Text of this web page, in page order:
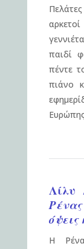
παιδί
πέντε
πιάνο
όψεις
Η